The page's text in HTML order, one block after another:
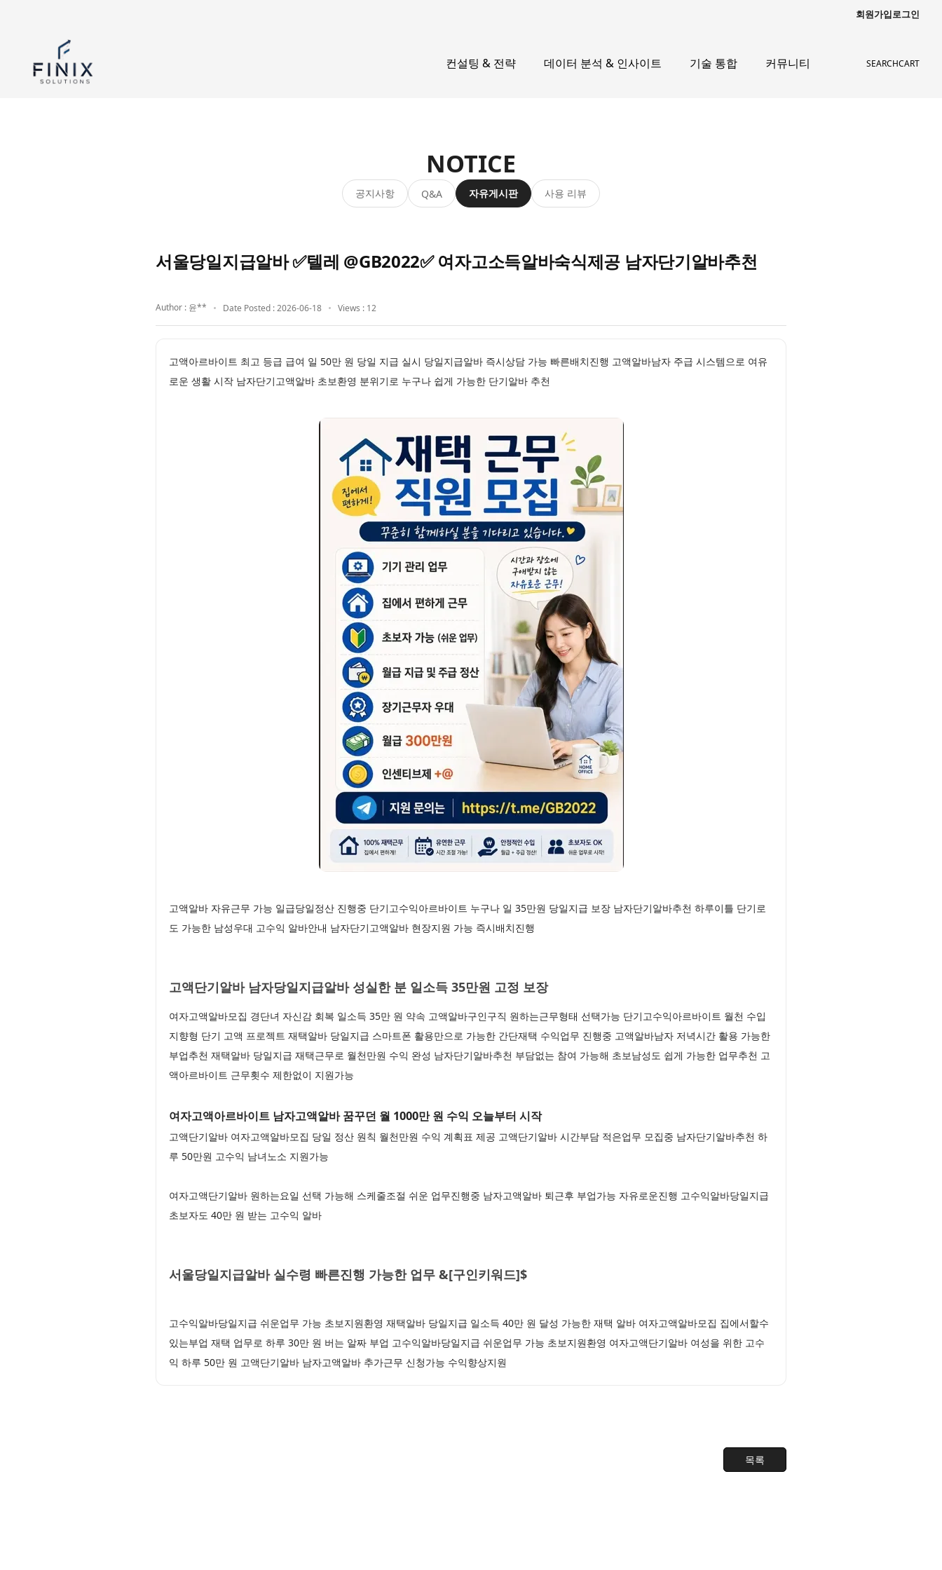
회원가입로그인
컨설팅 & 전략 데이터 분석 & 인사이트 기술 통합 커뮤니티 SEARCHCART
NOTICE
공지사항 Q&A 자유게시판 사용 리뷰
서울당일지급알바 ✅텔레 @GB2022✅ 여자고소득알바숙식제공 남자단기알바추천
Author : 윤** Date Posted : 2026-06-18 Views : 12
고액아르바이트 최고 등급 급여 일 50만 원 당일 지급 실시 당일지급알바 즉시상담 가능 빠른배치진행 고액알바남자 주급 시스템으로 여유
로운 생활 시작 남자단기고액알바 초보환영 분위기로 누구나 쉽게 가능한 단기알바 추천
고액알바 자유근무 가능 일급당일정산 진행중 단기고수익아르바이트 누구나 일 35만원 당일지급 보장 남자단기알바추천 하루이틀 단기로
도 가능한 남성우대 고수익 알바안내 남자단기고액알바 현장지원 가능 즉시배치진행
고액단기알바 남자당일지급알바 성실한 분 일소득 35만원 고정 보장
여자고액알바모집 경단녀 자신감 회복 일소득 35만 원 약속 고액알바구인구직 원하는근무형태 선택가능 단기고수익아르바이트 월천 수입
지향형 단기 고액 프로젝트 재택알바 당일지급 스마트폰 활용만으로 가능한 간단재택 수익업무 진행중 고액알바남자 저녁시간 활용 가능한
부업추천 재택알바 당일지급 재택근무로 월천만원 수익 완성 남자단기알바추천 부담없는 참여 가능해 초보남성도 쉽게 가능한 업무추천 고
액아르바이트 근무횟수 제한없이 지원가능
여자고액아르바이트 남자고액알바 꿈꾸던 월 1000만 원 수익 오늘부터 시작
고액단기알바 여자고액알바모집 당일 정산 원칙 월천만원 수익 계획표 제공 고액단기알바 시간부담 적은업무 모집중 남자단기알바추천 하
루 50만원 고수익 남녀노소 지원가능
여자고액단기알바 원하는요일 선택 가능해 스케줄조절 쉬운 업무진행중 남자고액알바 퇴근후 부업가능 자유로운진행 고수익알바당일지급
초보자도 40만 원 받는 고수익 알바
서울당일지급알바 실수령 빠른진행 가능한 업무 &[구인키워드]$
고수익알바당일지급 쉬운업무 가능 초보지원환영 재택알바 당일지급 일소득 40만 원 달성 가능한 재택 알바 여자고액알바모집 집에서할수
있는부업 재택 업무로 하루 30만 원 버는 알짜 부업 고수익알바당일지급 쉬운업무 가능 초보지원환영 여자고액단기알바 여성을 위한 고수
익 하루 50만 원 고액단기알바 남자고액알바 추가근무 신청가능 수익향상지원
목록